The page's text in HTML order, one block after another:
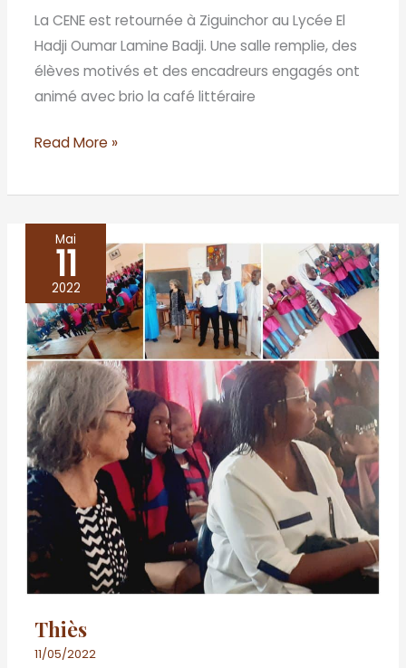
La CENE est retournée à Ziguinchor au Lycée El
Hadji Oumar Lamine Badji. Une salle remplie, des
élèves motivés et des encadreurs engagés ont
animé avec brio la café littéraire
Read More »
Mai
11
2022
Thiès
11/05/2022